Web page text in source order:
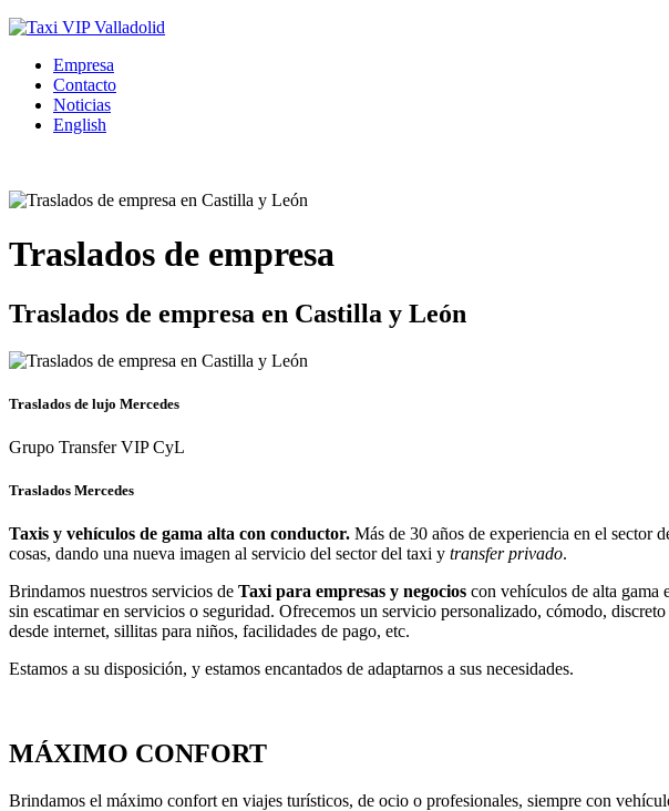
Empresa
Contacto
Noticias
English
Traslados de empresa
Traslados de empresa en Castilla y León
Traslados de lujo Mercedes
Grupo Transfer VIP CyL
Traslados Mercedes
Taxis y vehículos de gama alta con conductor. Más de 30 años de experiencia en el sector
cosas, dando una nueva imagen al servicio del sector del taxi y transfer privado.
Brindamos nuestros servicios de Taxi para empresas y negocios con vehículos de alta gama
sin escatimar en servicios o seguridad. Ofrecemos un servicio personalizado, cómodo,
desde internet, sillitas para niños, facilidades de pago, etc.
Estamos a su disposición, y estamos encantados de adaptarnos a sus necesidades.
MÁXIMO CONFORT
Brindamos el máximo confort en viajes turísticos, de ocio o profesionales, siempre con